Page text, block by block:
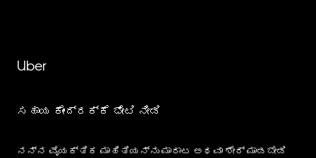
Uber
ಸಹಾಯ ಕೇಂದ್ರಕ್ಕೆ ಭೇಟಿ ನೀಡಿ
ನನ್ನ ವೈಯಕ್ತಿಕ ಮಾಹಿತಿಯನ್ನು ಮಾರಾಟ ಅಥವಾ ಶೇರ್‌ ಮಾಡಬೇಡಿ